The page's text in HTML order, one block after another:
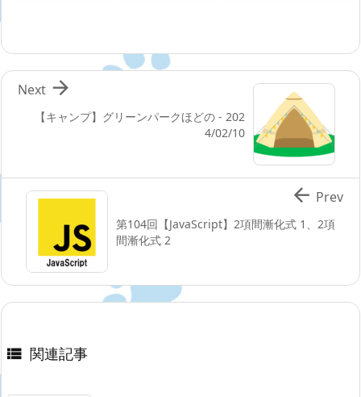
【キャンプ】グリーンパークほどの - 202
4/02/10

Next
第104回【JavaScript】2項間漸化式 1、2項
間漸化式 2
 Prev
 関連記事